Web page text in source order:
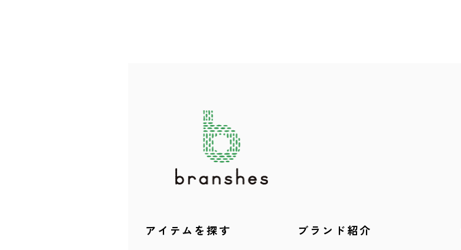
アイテムを探す ブランド紹介